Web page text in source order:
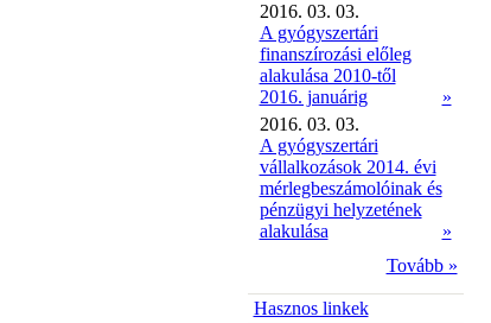
2016. 03. 03.
A gyógyszertári
finanszírozási előleg
alakulása 2010-től
2016. januárig
»
2016. 03. 03.
A gyógyszertári
vállalkozások 2014. évi
mérlegbeszámolóinak és
pénzügyi helyzetének
alakulása
»
Tovább »
Hasznos linkek